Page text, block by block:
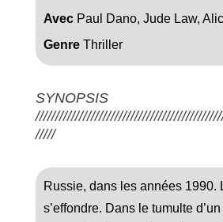
AvecPaul Dano, Jude Law,
GenreThriller
SYNOPSIS
/////
Russie, dans les années 1990.
s’effondre. Dans le tumulte